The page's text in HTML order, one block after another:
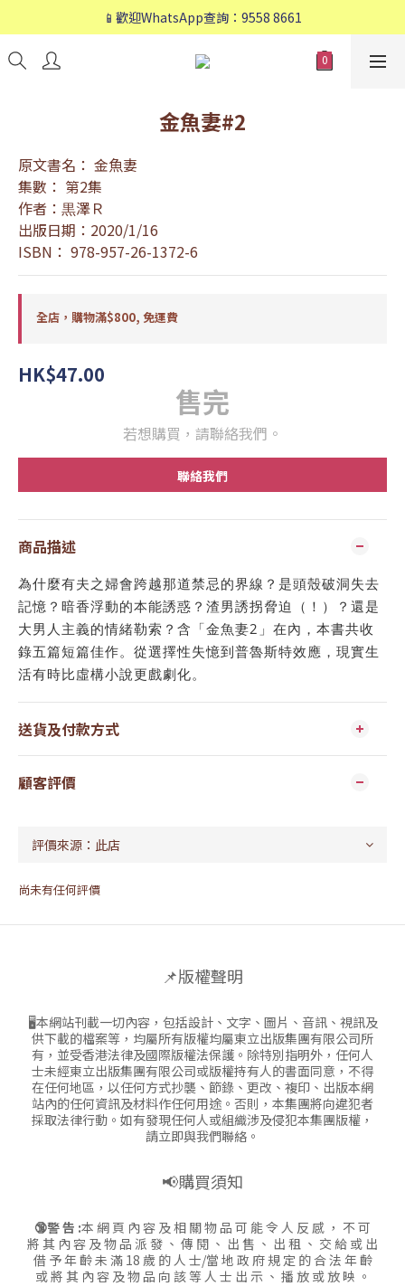
📱歡迎WhatsApp查詢：9558 8661
📱歡迎WhatsApp查詢：9558 8661
❤️會員專享：🛍購物滿💰HK$800，🚚免運費❤️
金魚妻#2
原文書名： 金魚妻
集數： 第2集
作者：黒澤Ｒ
出版日期：2020/1/16
ISBN： 978-957-26-1372-6
全店，購物滿$800, 免運費
HK$47.00
售完
若想購買，請聯絡我們。
聯絡我們
商品描述
為什麼有夫之婦會跨越那道禁忌的界線？是頭殼破洞失去
記憶？暗香浮動的本能誘惑？渣男誘拐脅迫（！）？還是
大男人主義的情緒勒索？含「金魚妻2」在內，本書共收
錄五篇短篇佳作。從選擇性失憶到普魯斯特效應，現實生
活有時比虛構小說更戲劇化。
送貨及付款方式
顧客評價
尚未有任何評價
📌版權聲明
🖥本網站刊載一切內容，包括設計、文字、圖片、音訊、視訊及
供下載的檔案等，均屬所有版權均屬東立出版集團有限公司所
有，並受香港法律及國際版權法保護。除特別指明外，任何人
士未經東立出版集團有限公司或版權持有人的書面同意，不得
在任何地區，以任何方式抄襲、節錄、更改、複印、出版本網
站內的任何資訊及材料作任何用途。否則，本集團將向違犯者
採取法律行動。如有發現任何人或組織涉及侵犯本集團版權，
請立即與我們聯絡。
📢購買須知
🔞警 告 :本 網 頁 內 容 及 相 關 物 品 可 能 令 人 反 感 ， 不 可
將 其 內 容 及 物 品 派 發 、 傳 閱 、 出 售 、 出 租 、 交 給 或 出
借 予 年 齡 未 滿 18 歲 的 人 士/當 地 政 府 規 定 的 合 法 年 齡
或 將 其 內 容 及 物 品 向 該 等 人 士 出 示 、 播 放 或 放 映 。